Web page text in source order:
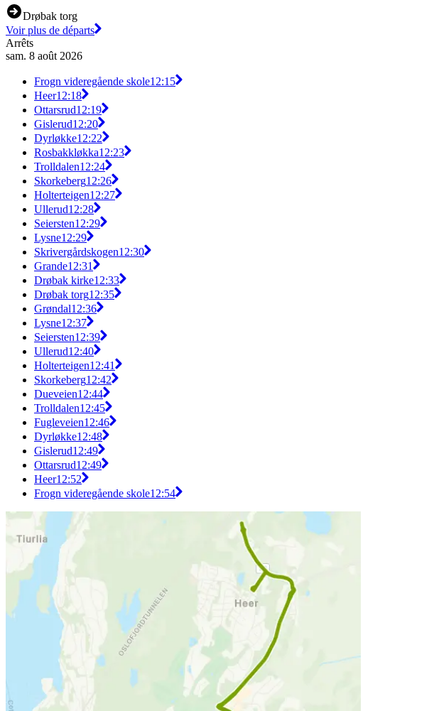
Drøbak torg
Voir plus de départs
Arrêts
sam. 8 août 2026
Frogn videregående skole12:15
Heer12:18
Ottarsrud12:19
Gislerud12:20
Dyrløkke12:22
Rosbakkløkka12:23
Trolldalen12:24
Skorkeberg12:26
Holterteigen12:27
Ullerud12:28
Seiersten12:29
Lysne12:29
Skrivergårdskogen12:30
Grande12:31
Drøbak kirke12:33
Drøbak torg12:35
Grøndal12:36
Lysne12:37
Seiersten12:39
Ullerud12:40
Holterteigen12:41
Skorkeberg12:42
Dueveien12:44
Trolldalen12:45
Fugleveien12:46
Dyrløkke12:48
Gislerud12:49
Ottarsrud12:49
Heer12:52
Frogn videregående skole12:54